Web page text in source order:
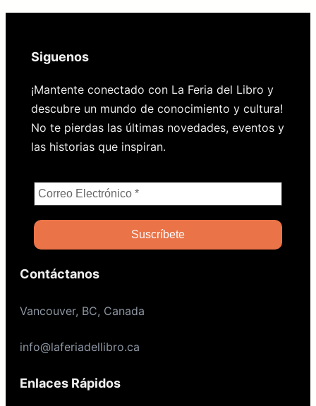
Siguenos
¡Mantente conectado con La Feria del Libro y
descubre un mundo de conocimiento y cultura!
No te pierdas las últimas novedades, eventos y
las historias que inspiran.
Contáctanos
Vancouver, BC, Canada
info@laferiadellibro.ca
Enlaces Rápidos